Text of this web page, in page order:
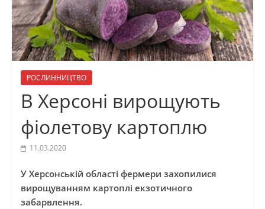
РОСЛИННИЦТВО
В Херсоні вирощують
фіолетову картоплю
11.03.2020
У Херсонській області фермери захопилися
вирощуванням картоплі екзотичного
забарвлення.